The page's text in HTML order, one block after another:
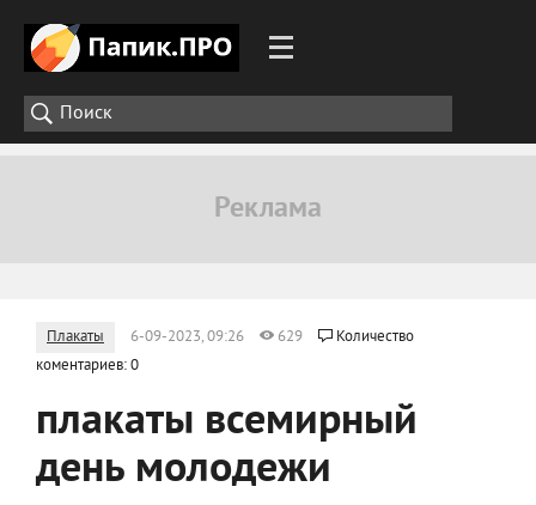
Плакаты 6-09-2023, 09:26 629
Количество
коментариев: 0
плакаты всемирный
день молодежи